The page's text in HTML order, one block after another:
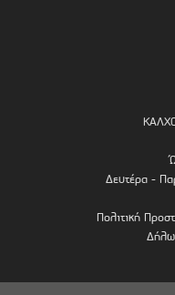
Δευτέρα -
Πολιτική